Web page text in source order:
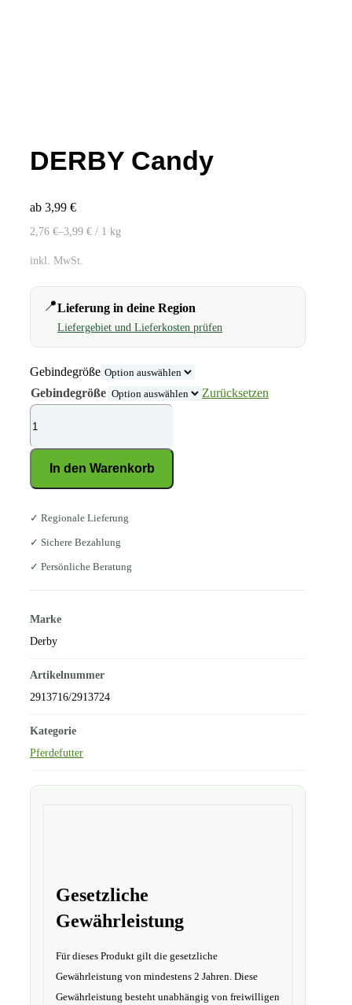
DERBY Candy
ab 3,99 €
2,76 €–3,99 € / 1 kg
inkl. MwSt.
📍Lieferung in deine Region
Liefergebiet und Lieferkosten prüfen
Gebindegröße
Gebindegröße
Zurücksetzen
DERBY
Candy
Menge
In den Warenkorb
✓ Regionale Lieferung
✓ Sichere Bezahlung
✓ Persönliche Beratung
Marke
Derby
Artikelnummer
2913716/2913724
Kategorie
Pferdefutter
Gesetzliche
Gewährleistung
Für dieses Produkt gilt die gesetzliche
Gewährleistung von mindestens 2 Jahren. Diese
Gewährleistung besteht unabhängig von freiwilligen